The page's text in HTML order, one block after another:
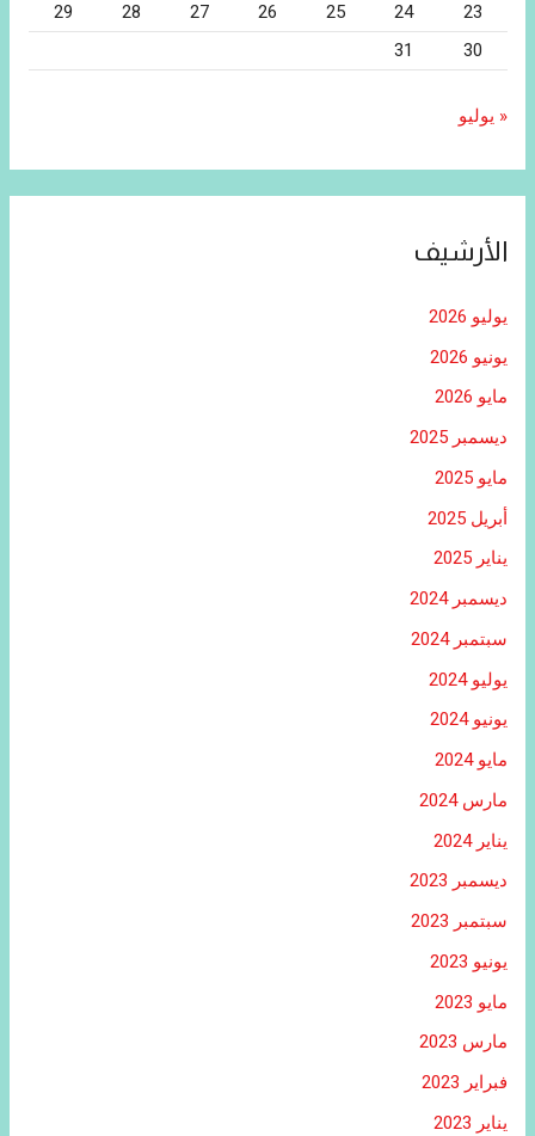
23
24
25
26
27
28
29
30
31
« يوليو
الأرشيف
يوليو 2026
يونيو 2026
مايو 2026
ديسمبر 2025
مايو 2025
أبريل 2025
يناير 2025
ديسمبر 2024
سبتمبر 2024
يوليو 2024
يونيو 2024
مايو 2024
مارس 2024
يناير 2024
ديسمبر 2023
سبتمبر 2023
يونيو 2023
مايو 2023
مارس 2023
فبراير 2023
يناير 2023